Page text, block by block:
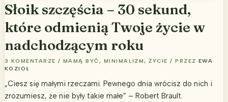
Słoik szczęścia – 30 sekund,
które odmienią Twoje życie w
nadchodzącym roku
3 KOMENTARZE / MAMĄ BYĆ, MINIMALIZM,ŻYCIE / PRZEZ EWA
KOZIOŁ
„Ciesz się małymi rzeczami. Pewnego dnia wrócisz do nich i
zrozumiesz, że nie były takie małe” – Robert Brault.